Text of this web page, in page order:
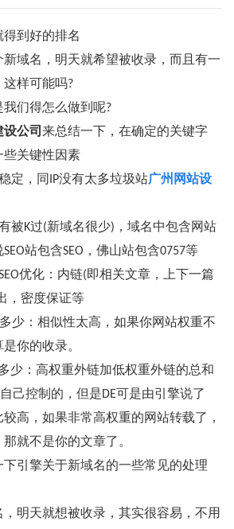
到好的排名
名，明天就希望被收录，而且有一
样可能吗?
们得怎么做到呢?
公司 来总结一下，在确定的关键字
些关键性因素
，同IP没有太多垃圾站广州网站设
K过(新域名很少)，域名中包含网站
站包含SEO，佛山站包含0757等
优化：内链(即相关文章，上下一篇
，密度保证等
：相似性太高，如果你网站权重不
你的收录。
：高权重外链加低权重外链的总和
控制的，但是DE可是由引擎说了
高，如果非常高权重的网站转载了，
就不是你的文章了。
擎关于新域名的一些常见的处理
天就想被收录，其实很容易，不用